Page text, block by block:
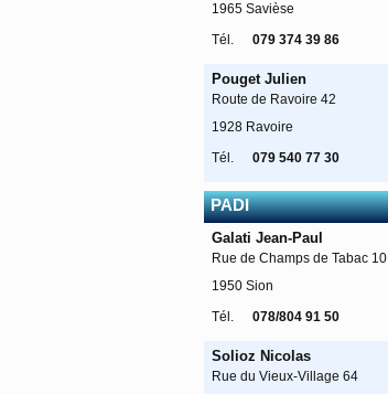
1965 Savièse
Tél.
079 374 39 86
Pouget Julien
Route de Ravoire 42
1928 Ravoire
Tél.
079 540 77 30
PADI
Galati Jean-Paul
Rue de Champs de Tabac 10
1950 Sion
Tél.
078/804 91 50
Solioz Nicolas
Rue du Vieux-Village 64